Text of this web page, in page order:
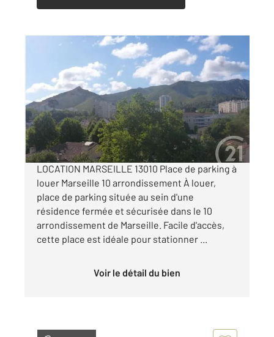
MARSEILLE 13010
Ref : 19400
Parking à louer
100 €
par mois charges comprises
LOCATION MARSEILLE 13010 Place de parking à
louer Marseille 10 arrondissement À louer,
place de parking située au sein d'une
résidence fermée et sécurisée dans le 10
arrondissement de Marseille. Facile d'accès,
cette place est idéale pour stationner ...
Voir le détail du bien